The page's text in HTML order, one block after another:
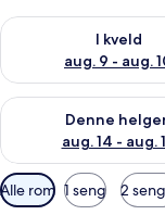
I kveld
aug. 9 - aug.
Sjekk tilgjengelighet
Denne
aug. 14 - aug.
Sjekk tilgjengelighet
Tilgjengelige
filtre
Alle rom 1 seng 2